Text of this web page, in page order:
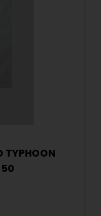
TYPHOON
50